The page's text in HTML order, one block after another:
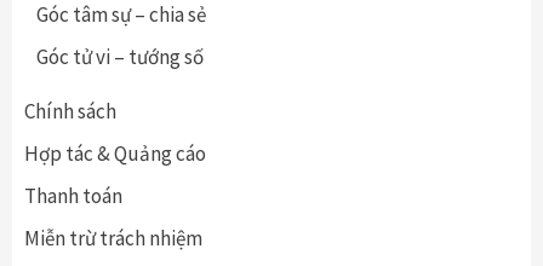
Góc tâm sự – chia sẻ
Góc tử vi – tướng số
Chính sách
Hợp tác & Quảng cáo
Thanh toán
Miễn trừ trách nhiệm